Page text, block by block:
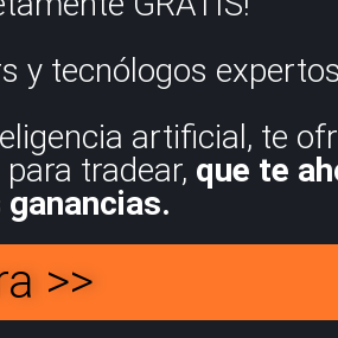
y tecnólogos
artificial, te
tradear, que te
>>